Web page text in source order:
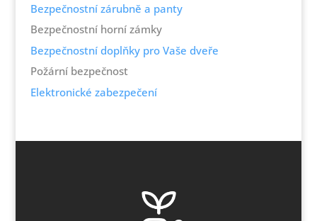
Bezpečnostní zárubně a panty
Bezpečnostní horní zámky
Bezpečnostní doplňky pro Vaše dveře
Požární bezpečnost
Elektronické zabezpečení